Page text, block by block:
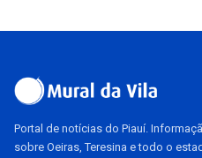
Portal de notícias do Piauí.
sobre Oeiras, Teresina e todo o